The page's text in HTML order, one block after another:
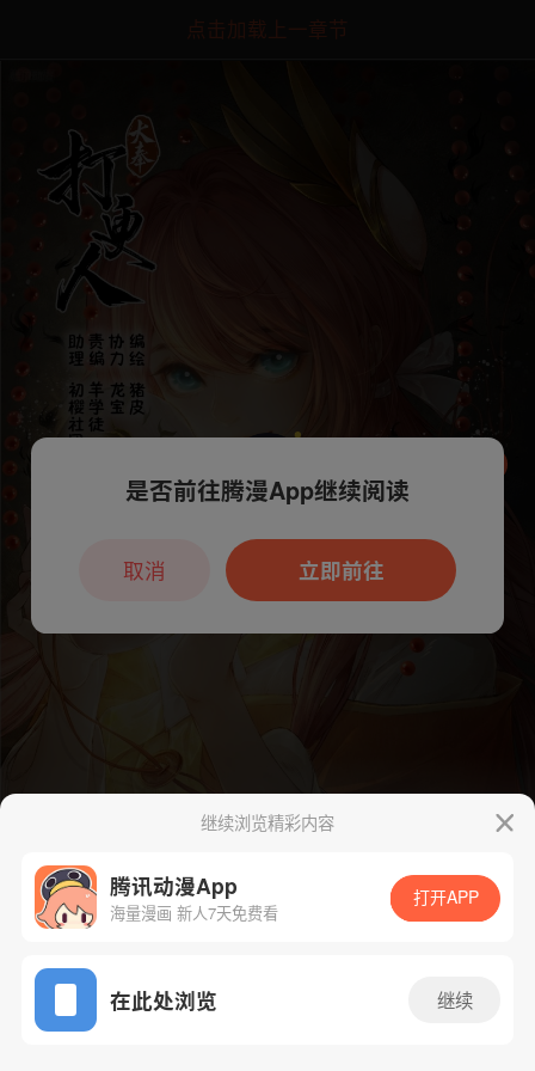
点击加载上一章节
App免费看
继续浏览精彩内容
腾讯动漫App
海量漫画 新人7天免费看
打开APP
在此处浏览 继续
本章节仅支持App阅读，可打开App新用
户7天免费看
是否前往腾漫App继续阅读
立即前往
取消